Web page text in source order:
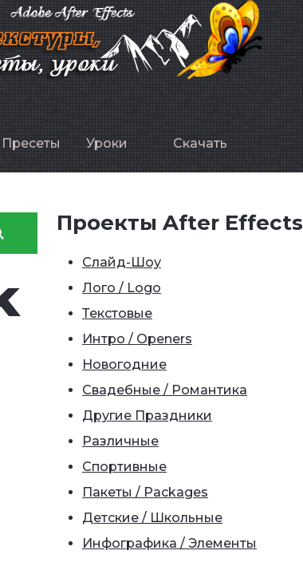
Пресеты Уроки Скачать
Проекты After Effects
Слайд-Шоу
Лого / Logo
Текстовые
Интро / Openers
Новогодние
Свадебные / Романтика
Другие Праздники
Различные
Спортивные
Пакеты / Packages
Детские / Школьные
Инфографика / Элементы